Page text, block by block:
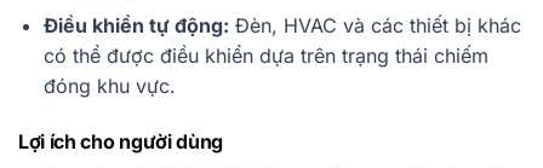
Điều khiển tự động: Đèn, HVAC và các thiết bị khác
có thể được điều khiển dựa trên trạng thái chiếm
đóng khu vực.
Lợi ích cho người dùng